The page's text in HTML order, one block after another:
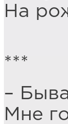
На
***
–
Мне